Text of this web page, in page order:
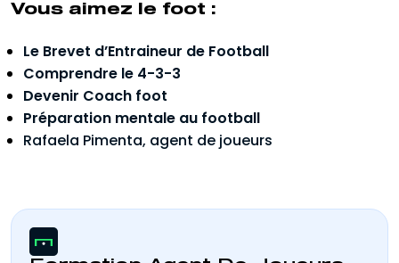
Vous aimez le foot :
Le Brevet d’Entraineur de Football
Comprendre le 4-3-3
Devenir Coach foot
Préparation mentale au football
Rafaela Pimenta, agent de joueurs